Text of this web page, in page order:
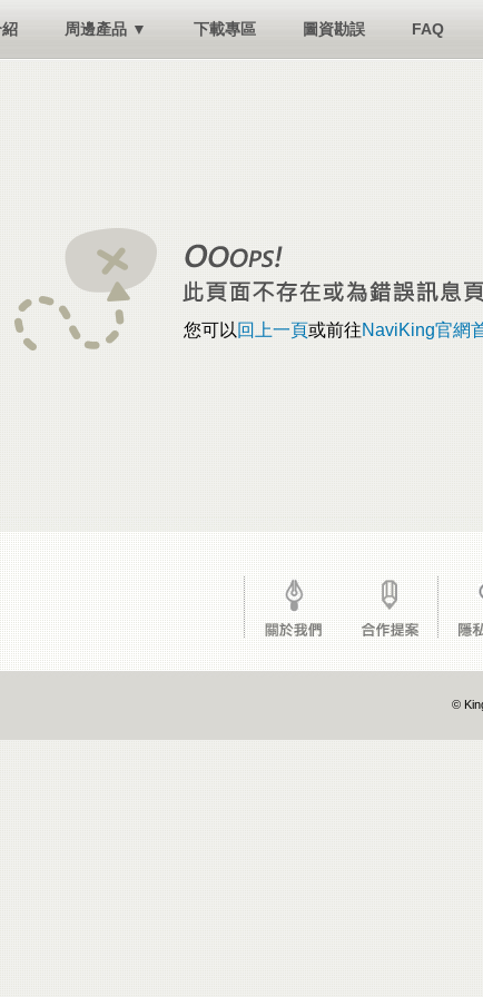
周邊產品 ▼ 下載專區 圖資勘誤 FAQ
您可以 回上一頁或前往NaviKing官網
©